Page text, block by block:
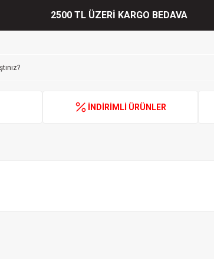
2500 TL ÜZERİ KARGO BEDAVA
İNDİRİMLİ ÜRÜNLER